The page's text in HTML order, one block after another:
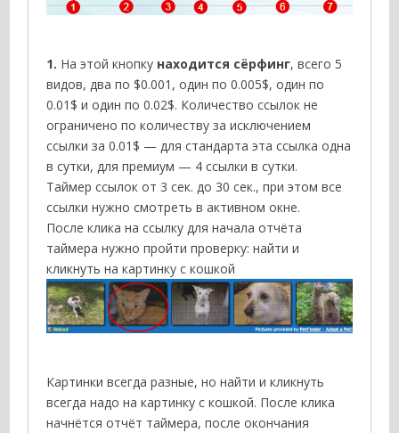
1. На этой кнопку находится сёрфинг, всего 5
видов, два по $0.001, один по 0.005$, один по
0.01$ и один по 0.02$. Количество ссылок не
ограничено по количеству за исключением
ссылки за 0.01$ — для стандарта эта ссылка одна
в сутки, для премиум — 4 ссылки в сутки.
Таймер ссылок от 3 сек. до 30 сек., при этом все
ссылки нужно смотреть в активном окне.
После клика на ссылку для начала отчёта
таймера нужно пройти проверку: найти и
кликнуть на картинку с кошкой
Картинки всегда разные, но найти и кликнуть
всегда надо на картинку с кошкой. После клика
начнётся отчёт таймера, после окончания